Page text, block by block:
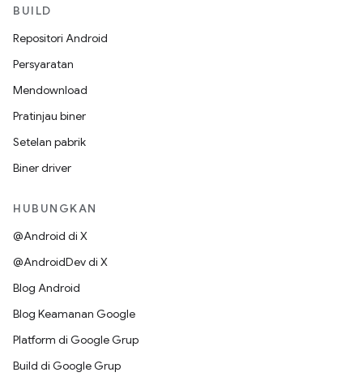
BUILD
Repositori Android
Persyaratan
Mendownload
Pratinjau biner
Setelan pabrik
Biner driver
HUBUNGKAN
@Android di X
@AndroidDev di X
Blog Android
Blog Keamanan Google
Platform di Google Grup
Build di Google Grup